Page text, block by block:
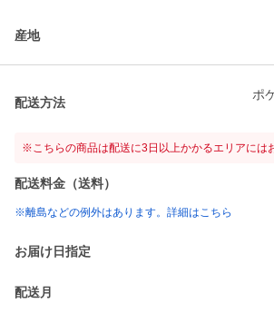
産地
配送方法
ポ
※こちらの商品は配送に3日以上かかるエリアには
配送料金（送料）
※離島などの例外はあります。詳細はこちら
お届け日指定
配送月